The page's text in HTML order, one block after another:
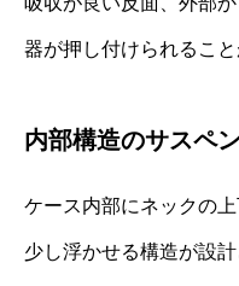
器が押し付けられること
内部構造のサスペ
ケース内部にネックの
少し浮かせる構造が設